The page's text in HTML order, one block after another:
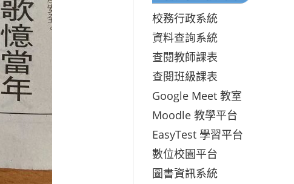
校務行政系統
資料查詢系統
查閱教師課表
查閱班級課表
Google Meet 教室
Moodle 教學平台
EasyTest 學習平台
數位校園平台
圖書資訊系統